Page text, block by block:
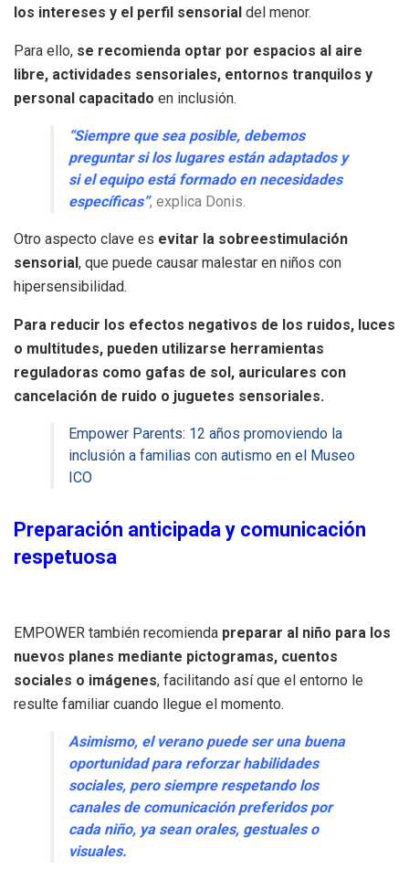
los intereses y el perfil sensorial del menor.
Para ello, se recomienda optar por espacios al aire
libre, actividades sensoriales, entornos tranquilos y
personal capacitado en inclusión.
“Siempre que sea posible, debemos
preguntar si los lugares están adaptados y
si el equipo está formado en necesidades
específicas”, explica Donis.
Otro aspecto clave es evitar la sobreestimulación
sensorial, que puede causar malestar en niños con
hipersensibilidad.
Para reducir los efectos negativos de los ruidos, luces
o multitudes, pueden utilizarse herramientas
reguladoras como gafas de sol, auriculares con
cancelación de ruido o juguetes sensoriales.
Empower Parents: 12 años promoviendo la
inclusión a familias con autismo en el Museo
ICO
Preparación anticipada y comunicación
respetuosa
EMPOWER también recomienda preparar al niño para los
nuevos planes mediante pictogramas, cuentos
sociales o imágenes, facilitando así que el entorno le
resulte familiar cuando llegue el momento.
Asimismo, el verano puede ser una buena
oportunidad para reforzar habilidades
sociales, pero siempre respetando los
canales de comunicación preferidos por
cada niño, ya sean orales, gestuales o
visuales.